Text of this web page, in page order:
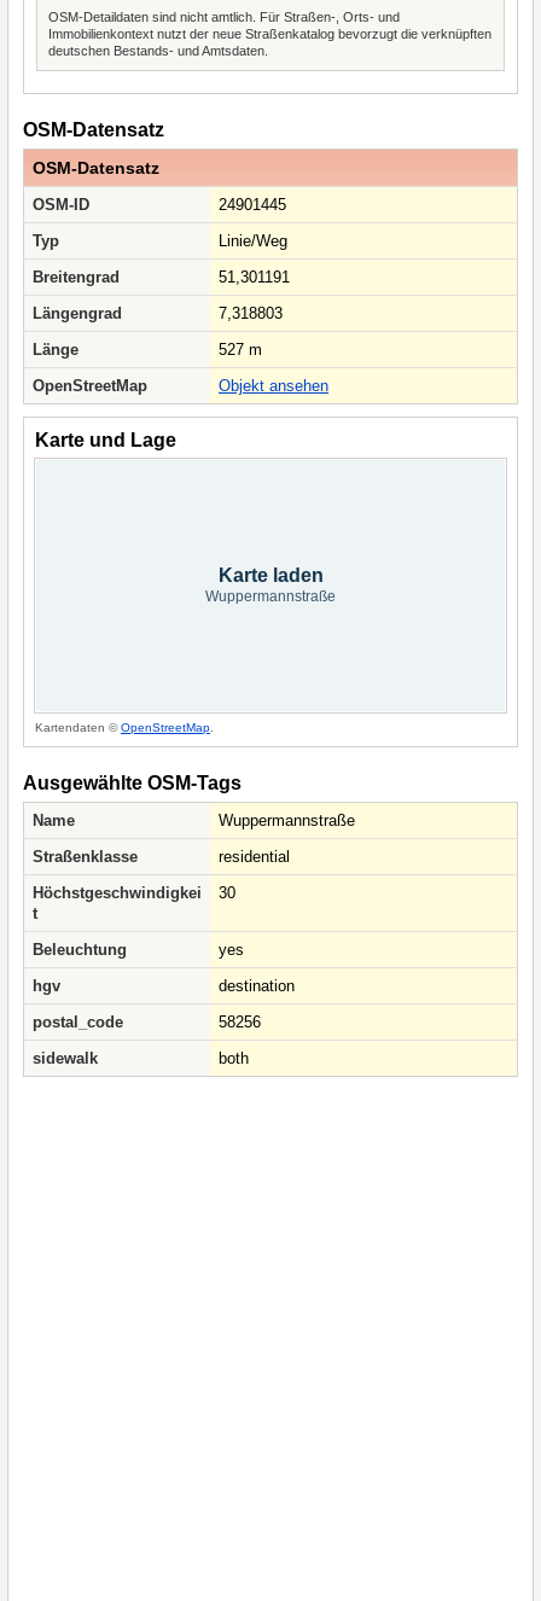
OSM-Detaildaten sind nicht amtlich. Für Straßen-, Orts- und
Immobilienkontext nutzt der neue Straßenkatalog bevorzugt die verknüpften
deutschen Bestands- und Amtsdaten.
OSM-Datensatz
OSM-Datensatz
OSM-ID
24901445
Typ
Linie/Weg
Breitengrad
51,301191
Längengrad
7,318803
Länge
527 m
OpenStreetMap
Objekt ansehen
Karte und Lage
Karte laden
Wuppermannstraße
Kartendaten ©OpenStreetMap
Ausgewählte OSM-Tags
Name
Wuppermannstraße
Straßenklasse
residential
Höchstgeschwindigkei
t
30
Beleuchtung
yes
hgv
destination
postal_code
58256
sidewalk
both